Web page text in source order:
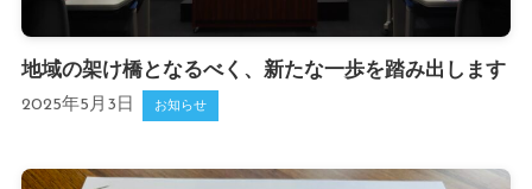
地域の架け橋となるべく、新たな一歩を踏み出します
2025年5月3日 お知らせ